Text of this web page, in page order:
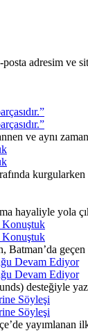
adresim ve
ve aynı
hayaliyle yola
Konuştuk
Konuştuk
Batman’da
Devam Ediyor
Devam Ediyor
desteğiyle
Söyleşi
Söyleşi